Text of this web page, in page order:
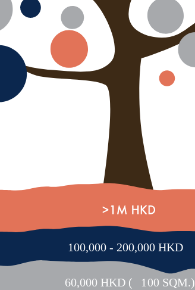
60,000 HKD ( 1 00 SQM.)
100,000 - 200,000 HKD